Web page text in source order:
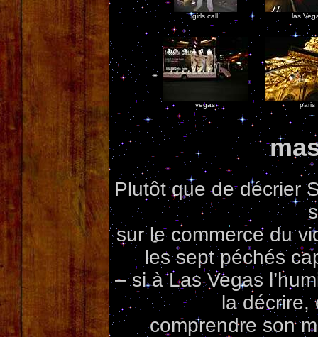
girls call las
vegas paris
Plutôt que de décrier
sur le commerce du
les sept péchés
– si à Las Vegas
la décrire,
comprendre son